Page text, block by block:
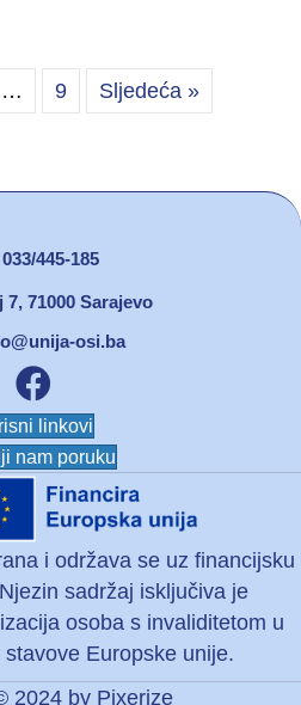
… 9 Sljedeća »
033/445-185
7, 71000 Sarajevo
osi.ba
Facebook unija osi
linkovi
nam poruku
i održava se uz financijsku
sadržaj isključiva je
osoba s invaliditetom u
Europske unije.
2024 by Pixerize